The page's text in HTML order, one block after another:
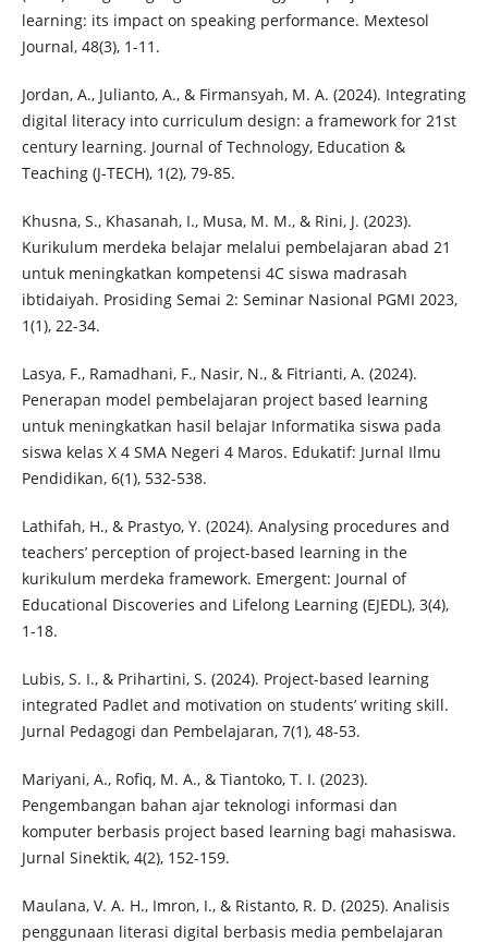
learning: its impact on speaking performance. Mextesol
Journal, 48(3), 1-11.
Jordan, A., Julianto, A., & Firmansyah, M. A. (2024). Integrating
digital literacy into curriculum design: a framework for 21st
century learning. Journal of Technology, Education &
Teaching (J-TECH), 1(2), 79-85.
Khusna, S., Khasanah, I., Musa, M. M., & Rini, J. (2023).
Kurikulum merdeka belajar melalui pembelajaran abad 21
untuk meningkatkan kompetensi 4C siswa madrasah
ibtidaiyah. Prosiding Semai 2: Seminar Nasional PGMI 2023,
1(1), 22-34.
Lasya, F., Ramadhani, F., Nasir, N., & Fitrianti, A. (2024).
Penerapan model pembelajaran project based learning
untuk meningkatkan hasil belajar Informatika siswa pada
siswa kelas X 4 SMA Negeri 4 Maros. Edukatif: Jurnal Ilmu
Pendidikan, 6(1), 532-538.
Lathifah, H., & Prastyo, Y. (2024). Analysing procedures and
teachers’ perception of project-based learning in the
kurikulum merdeka framework. Emergent: Journal of
Educational Discoveries and Lifelong Learning (EJEDL), 3(4),
1-18.
Lubis, S. I., & Prihartini, S. (2024). Project-based learning
integrated Padlet and motivation on students’ writing skill.
Jurnal Pedagogi dan Pembelajaran, 7(1), 48-53.
Mariyani, A., Rofiq, M. A., & Tiantoko, T. I. (2023).
Pengembangan bahan ajar teknologi informasi dan
komputer berbasis project based learning bagi mahasiswa.
Jurnal Sinektik, 4(2), 152-159.
Maulana, V. A. H., Imron, I., & Ristanto, R. D. (2025). Analisis
penggunaan literasi digital berbasis media pembelajaran